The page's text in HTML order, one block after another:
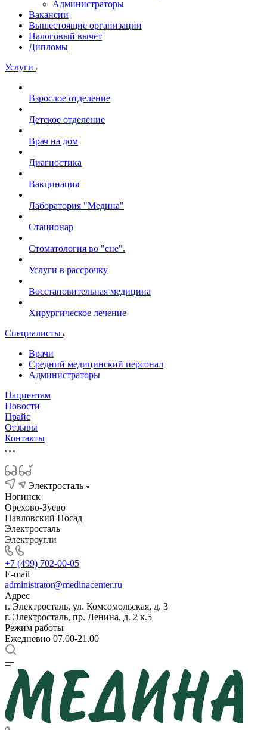
Администраторы
Вакансии
Вышестоящие организации
Налоговый вычет
Дипломы
Услуги
Взрослое отделение
Детское отделение
Врач на дом
Диагностика
Вакцинация
Лаборатория "Медина"
Стационар
Стоматология во "сне".
Услуги в рассрочку
Восстановительная медицина
Хирургическое лечение
Специалисты
Врачи
Средний медицинский персонал
Администраторы
Пациентам
Новости
Прайс
Отзывы
Контакты
Электросталь
Ногинск
Орехово-Зуево
Павловский Посад
Электросталь
Электроугли
+7 (499) 702-00-05
E-mail
administrator@medinacenter.ru
Адрес
г. Электросталь, ул. Комсомольская, д. 3
г. Электросталь, пр. Ленина, д. 2 к.5
Режим работы
Ежедневно 07.00-21.00